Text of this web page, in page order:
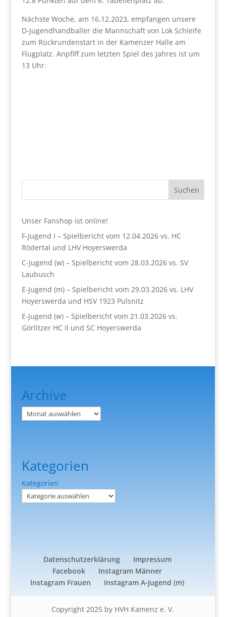
Nächste Woche, am 16.12.2023, empfangen unsere
D-Jugendhandballer die Mannschaft von Lok Schleife
zum Rückrundenstart in der Kamenzer Halle am
Flugplatz. Anpfiff zum letzten Spiel des Jahres ist um
13 Uhr.
Suchen
Unser Fanshop ist online!
F-Jugend I – Spielbericht vom 12.04.2026 vs. HC
Rödertal und LHV Hoyerswerda
C-Jugend (w) – Spielbericht vom 28.03.2026 vs. SV
Laubusch
E-Jugend (m) – Spielbericht vom 29.03.2026 vs. LHV
Hoyerswerda und HSV 1923 Pulsnitz
E-Jugend (w) – Spielbericht vom 21.03.2026 vs.
Görlitzer HC II und SC Hoyerswerda
Archive
Archiv
Kategorien
Kategorien
Datenschutzerklärung
Impressum
Facebook
Instagram Männer
Instagram Frauen
Instagram A-Jugend (m)
Copyright 2025 by HVH Kamenz e. V.